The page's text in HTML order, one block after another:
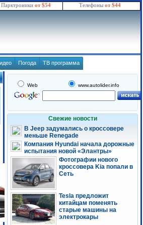
Парктроники от $54 Телефоны от $44
Погода ТВ программа
Web www.autolider.info
Свежие новости
В Jeep задумались о кроссовере
меньше Renegade
Компания Hyundai начала дорожные
испытания новой «Элантры»
Фотографии нового
кроссовера Kia попали в
Сеть
Tesla предложит
китайцам поменять
старые машины на
электрокары